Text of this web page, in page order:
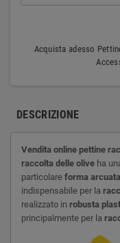
Acquista adesso
DESCRIZIONE
Vendita online pettine
raccolta delle olive ha
particolare forma arcuata
indispensabile per la
realizzato in robusta
principalmente per la